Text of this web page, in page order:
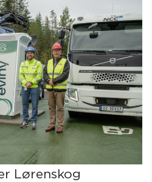
Lørenskog